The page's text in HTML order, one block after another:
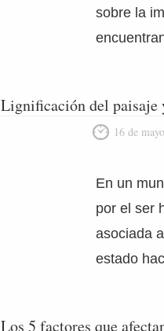
sobre la
Lignificación del paisaje
16 de
En un
por el ser
asociada
estado
Los 5 factores que